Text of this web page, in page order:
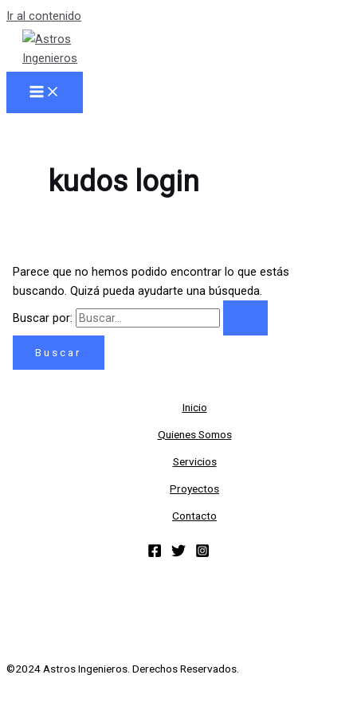
Ir al contenido
kudos login
Parece que no hemos podido encontrar lo que estás
buscando. Quizá pueda ayudarte una búsqueda.
Buscar por:
Inicio
Quienes Somos
Servicios
Proyectos
Contacto
©2024 Astros Ingenieros. Derechos Reservados.